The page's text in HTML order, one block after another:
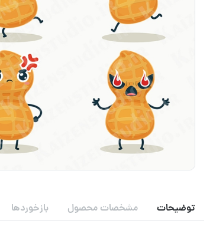
توضیحات مشخصات محصول بازخوردها